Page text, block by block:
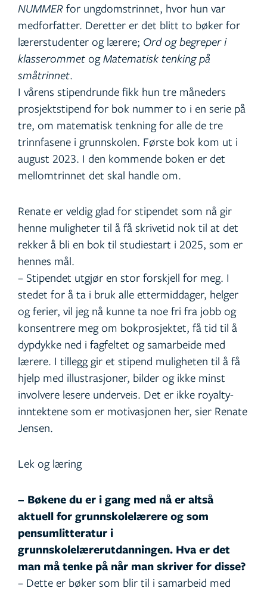
NUMMER for ungdomstrinnet, hvor hun var
medforfatter. Deretter er det blitt to bøker for
lærerstudenter og lærere; Ord og begreper i
klasserommet ogMatematisk tenking på
småtrinnet.
I vårens stipendrunde fikk hun tre måneders
prosjektstipend for bok nummer to i en serie på
tre, om matematisk tenkning for alle de tre
trinnfasene i grunnskolen. Første bok kom ut i
august 2023. I den kommende boken er det
mellomtrinnet det skal handle om.
Renate er veldig glad for stipendet som nå gir
henne muligheter til å få skrivetid nok til at det
rekker å bli en bok til studiestart i 2025, som er
hennes mål.
– Stipendet utgjør en stor forskjell for meg. I
stedet for å ta i bruk alle ettermiddager, helger
og ferier, vil jeg nå kunne ta noe fri fra jobb og
konsentrere meg om bokprosjektet, få tid til å
dypdykke ned i fagfeltet og samarbeide med
lærere. I tillegg gir et stipend muligheten til å få
hjelp med illustrasjoner, bilder og ikke minst
involvere lesere underveis. Det er ikke royalty-
inntektene som er motivasjonen her, sier Renate
Jensen.
Lek og læring
– Bøkene du er i gang med nå er altså
aktuell for grunnskolelærere og som
pensumlitteratur i
grunnskolelærerutdanningen. Hva er det
man må tenke på når man skriver for disse?
– Dette er bøker som blir til i samarbeid med